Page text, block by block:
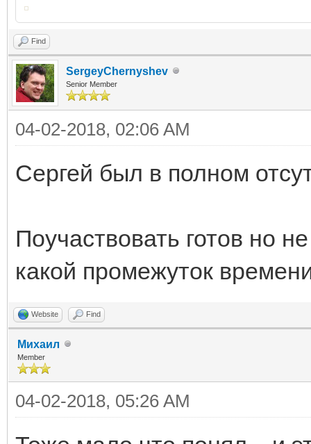
Find
SergeyChernyshev
Senior Member
04-02-2018, 02:06 AM
Сергей был в полном
Поучаствовать готов но
какой промежуток
Website Find
Михаил
Member
04-02-2018, 05:26 AM